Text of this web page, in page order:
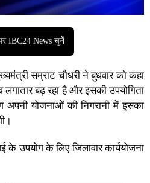
IBC24 News चुनें
सम्राट चौधरी ने बुधवार को कहा
बढ़ रहा है और इसकी उपयोगिता
अपनी योजनाओं की निगरानी में इसका
के उपयोग के लिए जिलावार कार्ययोजना